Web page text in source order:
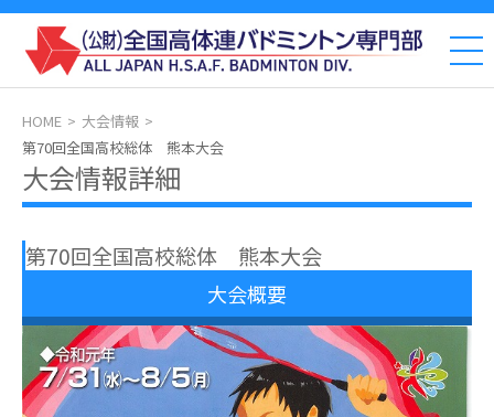
HOME
大会情報
第70回全国高校総体 熊本大会
大会情報詳細
第70回全国高校総体 熊本大会
大会概要